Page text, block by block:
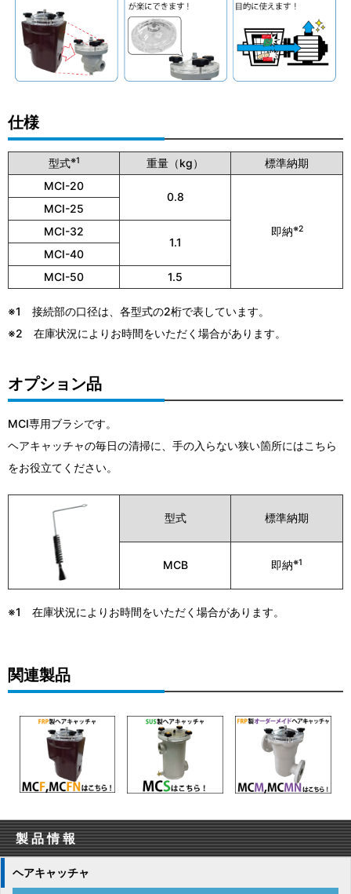
仕様
型式※1 重量（kg）
標準納期
MCI-20
0.8
即納※2
MCI-25
MCI-32
1.1
MCI-40
MCI-50
1.5
※1 接続部の口径は、各型式の2桁で表しています。
※2 在庫状況によりお時間をいただく場合があります。
オプション品
MCI専用ブラシです。
ヘアキャッチャの毎日の清掃に、手の入らない狭い箇所にはこちら
をお役立てください。
型式 標準納期
MCB 即納※1
※1 在庫状況によりお時間をいただく場合があります。
関連製品
製品情報
ヘアキャッチャ